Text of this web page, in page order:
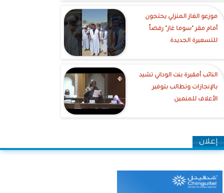
موزعو الغاز المنزلي يحتجون
أمام مقر "سوما غاز" رفضاً
للتسعيرة الجديدة
النائب أمقيرة بنت الوداني تشيد
بالإنجازات وتطالب بتوفير
الأعلاف للمنمين
إعلان